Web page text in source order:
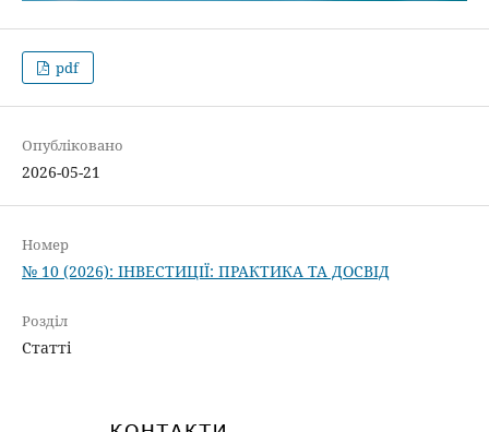
pdf
Опубліковано
2026-05-21
Номер
№ 10 (2026): ІНВЕСТИЦІЇ: ПРАКТИКА ТА ДОСВІД
Розділ
Статті